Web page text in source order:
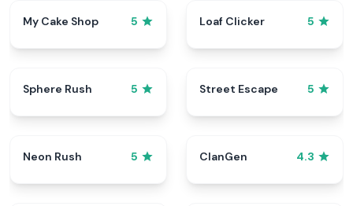
My Cake Shop 5 Loaf Clicker 5
Sphere Rush 5 Street Escape 5
Neon Rush 5 ClanGen 4.3